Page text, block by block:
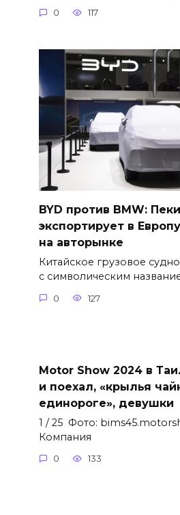
0 117
BYD против BMW:
экспортирует в
на авторынке
Китайское грузовое судно
с символическим
0 127
Motor Show 2024 в
и поехал, «крылья
единороге», девушки
1 / 25 Фото:
Компания
0 133